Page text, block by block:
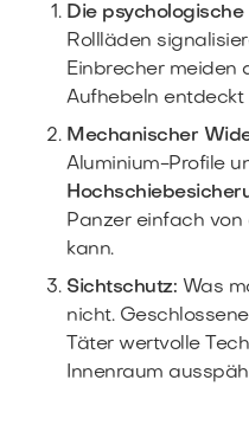
Die
Rollläden
Einbrecher meiden
Aufhebeln entdeckt
Mechanischer
Aluminium-Profile
Panzer einfach
kann.
Sichtschutz: Was
nicht.
Täter wertvolle
Innenraum